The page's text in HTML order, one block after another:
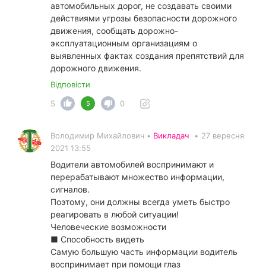
автомобильных дорог, не создавать своими
действиями угрозы безопасности дорожного
движения, сообщать дорожно-
эксплуатационным организациям о
выявленных фактах создания препятствий для
дорожного движения.
Відповісти
5
5 0
Володимир Михайлович • Викладач • 27 вересня
2021 13:55
Водители автомобилей воспринимают и
перерабатывают множество информации,
сигналов.
Поэтому, они должны всегда уметь быстро
реагировать в любой ситуации!
Человеческие возможности
■ Способность видеть
Самую большую часть информации водитель
воспринимает при помощи глаз